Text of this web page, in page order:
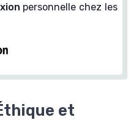
personnelle chez les
et